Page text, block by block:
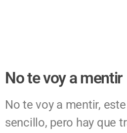
No te voy a mentir
No te voy a mentir,
sencillo, pero hay que